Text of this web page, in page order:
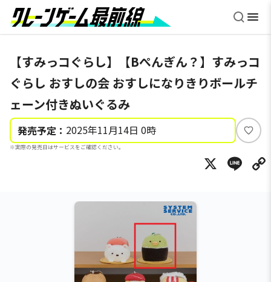
【すみっコぐらし】【Bぺんぎん？】すみっコ
ぐらし おすしの会 おすしになりきりボールチ
ェーン付きぬいぐるみ
発売予定： 2025年11月14日 0時
※実際の発売日はサービスをご確認ください。
い
ね
X